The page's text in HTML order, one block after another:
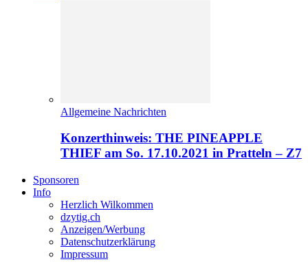
Allgemeine Nachrichten
Konzerthinweis: THE PINEAPPLE
THIEF am So. 17.10.2021 in Pratteln – Z7
Sponsoren
Info
Herzlich Wilkommen
dzytig.ch
Anzeigen/Werbung
Datenschutzerklärung
Impressum